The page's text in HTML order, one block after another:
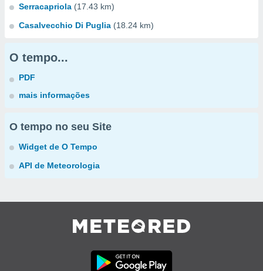
Serracapriola (17.43 km)
Casalvecchio Di Puglia (18.24 km)
O tempo...
PDF
mais informações
O tempo no seu Site
Widget de O Tempo
API de Meteorologia